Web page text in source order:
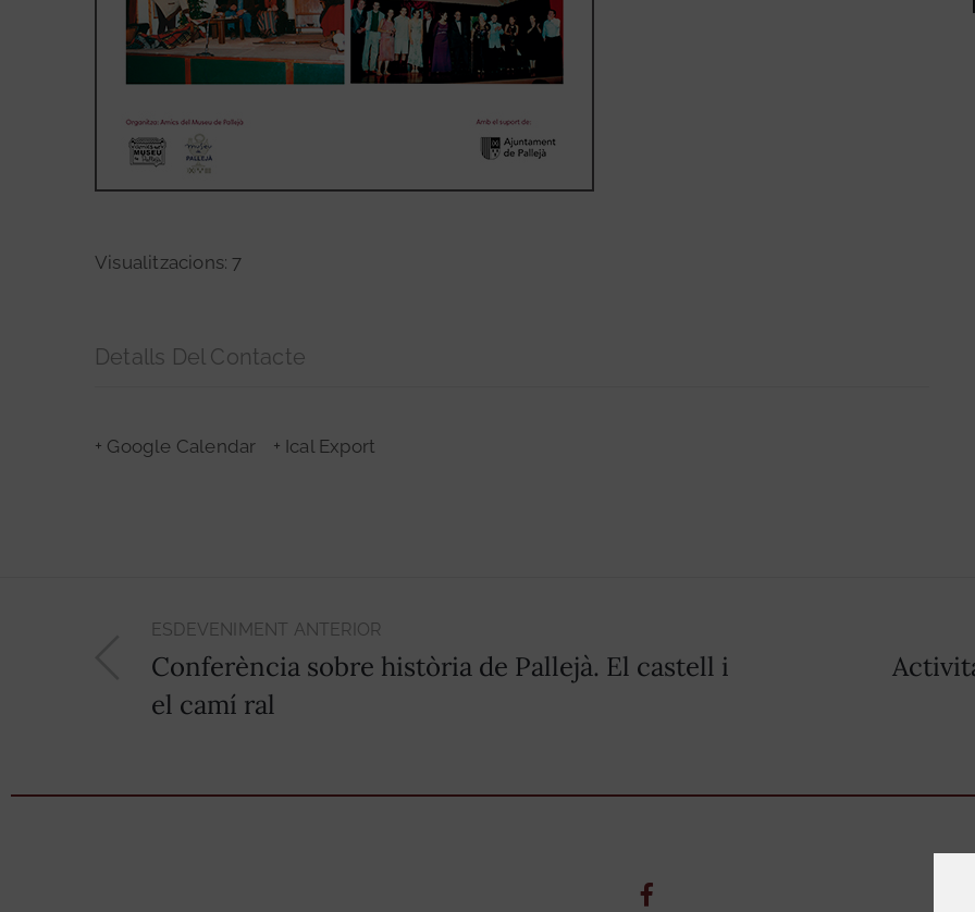
Visualitzacions: 7
Detalls Del Contacte
+ Google Calendar + Ical Export
ESDEVENIMENT ANTERIOR
Conferència sobre història de Pallejà. El castell i
el camí ral